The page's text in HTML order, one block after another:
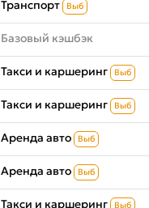
Транспорт Выб
Базовый кэшбэк
Такси и каршеринг Выб
Такси и каршеринг Выб
Аренда авто Выб
Аренда авто Выб
Такси и каршеринг Выб